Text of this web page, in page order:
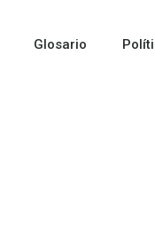
Glosario